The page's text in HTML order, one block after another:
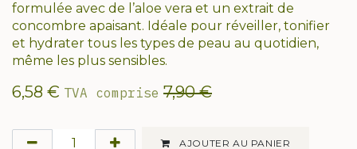
formulée avec de l’aloe vera et un extrait de
concombre apaisant. Idéale pour réveiller, tonifier
et hydrater tous les types de peau au quotidien,
même les plus sensibles.
6,58 € TVA comprise 7,90€
AJOUTER AU PANIER